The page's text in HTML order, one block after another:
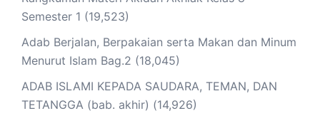
Semester 1 (19,523)
Adab Berjalan, Berpakaian serta Makan dan Minum
Menurut Islam Bag.2 (18,045)
ADAB ISLAMI KEPADA SAUDARA, TEMAN, DAN
TETANGGA (bab. akhir) (14,926)